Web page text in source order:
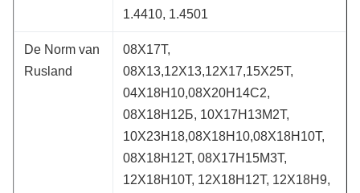
1.4410, 1.4501
De Norm van
Rusland
08Х17Т,
08Х13,12Х13,12Х17,15Х25Т,
04Х18Н10,08Х20Н14С2,
08Х18Н12Б, 10Х17Н13М2Т,
10Х23Н18,08Х18Н10,08Х18Н10Т,
08Х18Н12Т, 08Х17Н15М3Т,
12Х18Н10Т, 12Х18Н12Т, 12Х18Н9,